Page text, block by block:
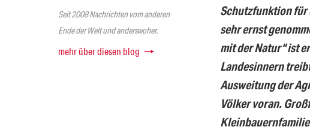
Seit 2008 Nachrichten vom anderen
Ende der Welt und anderswoher.
mehr über diesen blog
Schutzfunktion für
sehr ernst
mit der Natur“ ist
Landesinnern
Ausweitung der
Völker voran.